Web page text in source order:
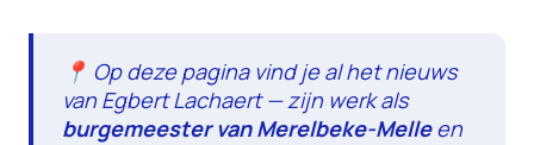
📍 Op deze pagina vind je al het nieuws
van Egbert Lachaert — zijn werk als
burgemeester van Merelbeke-Melle en